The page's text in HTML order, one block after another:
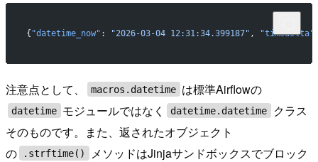
{ "datetime_now" : "2026-03-04 12:31:34.399187" , "timedelta"
注意点として、 macros.datetime は標準Airflowの
datetime モジュールではなく datetime.datetime
クラス
そのものです。また、返されたオブジェクト
の
.strftime()
メソッドはJinjaサンドボックスでブロック